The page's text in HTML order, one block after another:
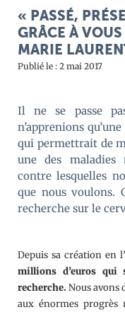
« PASSÉ,
GRÂCE À
MARIE
Publié le : 2 mai 2017
Il ne se passe
n’apprenions
qui permettrait de
une des maladies
contre lesquelles
que nous voulons.
recherche sur le
Depuis sa création en
millions d’euros qui
recherche. Nous avons
aux énormes progrès